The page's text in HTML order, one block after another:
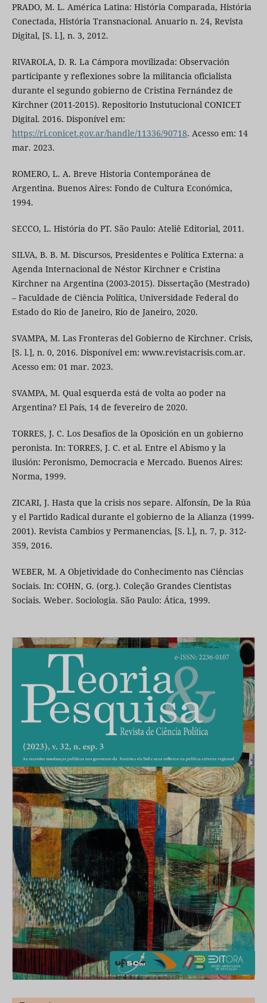
PRADO, M. L. América Latina: História Comparada, História
Conectada, História Transnacional. Anuario n. 24, Revista
Digital, [S. l.], n. 3, 2012.
RIVAROLA, D. R. La Cámpora movilizada: Observación
participante y reflexiones sobre la militancia oficialista
durante el segundo gobierno de Cristina Fernández de
Kirchner (2011-2015). Repositorio Instutucional CONICET
Digital. 2016. Disponível em:
https://ri.conicet.gov.ar/handle/11336/90718. Acesso em: 14
mar. 2023.
ROMERO, L. A. Breve Historia Contemporánea de
Argentina. Buenos Aires: Fondo de Cultura Económica,
1994.
SECCO, L. História do PT. São Paulo: Ateliê Editorial, 2011.
SILVA, B. B. M. Discursos, Presidentes e Política Externa: a
Agenda Internacional de Néstor Kirchner e Cristina
Kirchner na Argentina (2003-2015). Dissertação (Mestrado)
– Faculdade de Ciência Política, Universidade Federal do
Estado do Rio de Janeiro, Rio de Janeiro, 2020.
SVAMPA, M. Las Fronteras del Gobierno de Kirchner. Crisis,
[S. l.], n. 0, 2016. Disponível em: www.revistacrisis.com.ar.
Acesso em: 01 mar. 2023.
SVAMPA, M. Qual esquerda está de volta ao poder na
Argentina? El País, 14 de fevereiro de 2020.
TORRES, J. C. Los Desafíos de la Oposición en un gobierno
peronista. In: TORRES, J. C. et al. Entre el Abismo y la
ilusión: Peronismo, Democracia e Mercado. Buenos Aires:
Norma, 1999.
ZICARI, J. Hasta que la crisis nos separe. Alfonsín, De la Rúa
y el Partido Radical durante el gobierno de la Alianza (1999-
2001). Revista Cambios y Permanencias, [S. l.], n. 7, p. 312-
359, 2016.
WEBER, M. A Objetividade do Conhecimento nas Ciências
Sociais. In: COHN, G. (org.). Coleção Grandes Cientistas
Sociais. Weber. Sociologia. São Paulo: Ática, 1999.